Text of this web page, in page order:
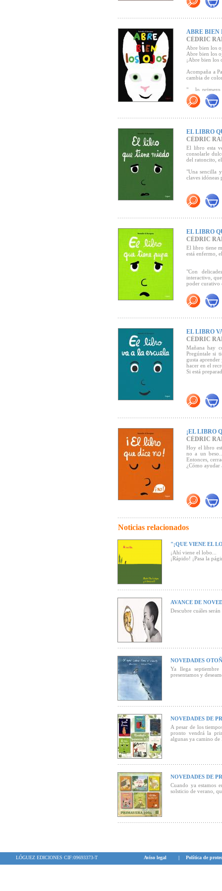
ABRE BIEN
CÉDRIC
Abre bien los
Abre bien los
¡Abre bien los
Acompaña a
cambia de
"... lo primero
Borgeau es
(Canal Lector).
EL LIBRO
CÉDRIC
El libro esta
consolarle
del ratoncito,
"Una sencilla
claves idóneas
EL LIBRO
CÉDRIC
El libro tiene
está enfermo,
"Con
interactivo,
poder curativo
EL LIBRO
CÉDRIC
Mañana hay
Pregúntale si
gusta
hacer en el
Si está
¡EL LIBRO
CÉDRIC
Hoy el libro
no a un
Entonces,
¿Cómo ayudar
Noticias relacionados
"¡QUE VIENE EL
¡Ahí viene el lobo...
¡Rápido! ¡Pasa la
AVANCE DE
Descubre cuáles
NOVEDADES
Ya llega
presentamos y
NOVEDADES DE
A pesar de los
pronto vendrá la
algunas ya camino de
NOVEDADES DE
Cuando ya estamos
solsticio de verano,
LÓGUEZ EDICIONES CIF:09693373-T Aviso legal | Política de